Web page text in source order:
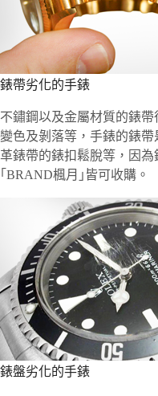
錶帶劣化的手錶
不鏽鋼以及金屬材質的錶
變色及剝落等，手錶的錶
革錶帶的錶扣鬆脫等，因為
｢BRAND楓月｣皆可收購。
錶盤劣化的手錶